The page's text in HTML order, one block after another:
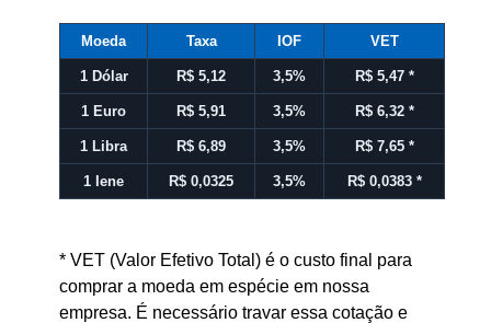
Moeda Taxa IOF VET
1 Dólar R$ 5,12 3,5% R$ 5,47 *
1 Euro R$ 5,91 3,5% R$ 6,32 *
1 Libra R$ 6,89 3,5% R$ 7,65 *
1 Iene R$ 0,0325 3,5% R$ 0,0383 *
* VET (Valor Efetivo Total) é o custo final para
comprar a moeda em espécie em nossa
empresa. É necessário travar essa cotação e